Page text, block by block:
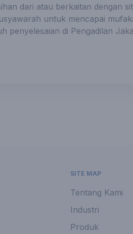
dari atau berkaitan dengan
untuk mencapai
penyelesaian di Pengadilan
SITE MAP
Tentang Kami
Industri
Produk